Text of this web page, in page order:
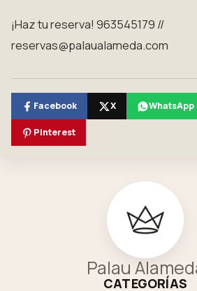
¡Haz tu reserva! 963545179 //
reservas@palaualameda.com
Facebook X WhatsApp
Pinterest
Palau
CATEGORÍAS